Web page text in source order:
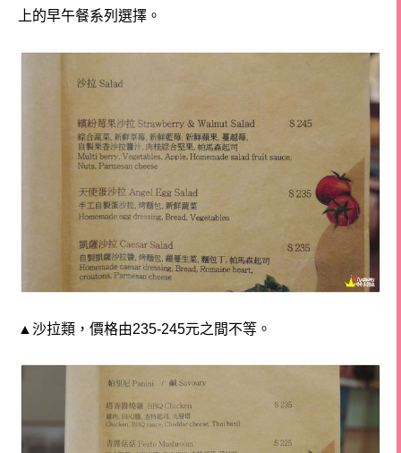
上的早午餐系列選擇。
▲沙拉類，價格由235-245元之間不等。